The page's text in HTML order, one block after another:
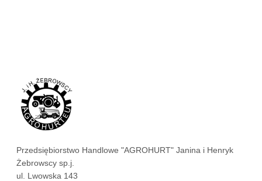
Przedsiębiorstwo Handlowe "AGROHURT" Janina i Henryk
Żebrowscy sp.j.
ul. Lwowska 143